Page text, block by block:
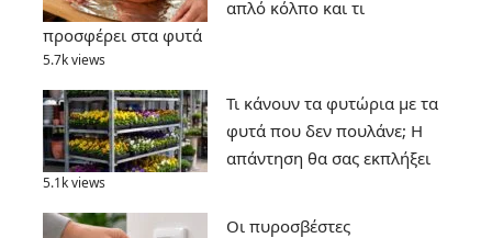
απλό κόλπο και τι
προσφέρει στα φυτά
5.7k views
Τι κάνουν τα φυτώρια με τα
φυτά που δεν πουλάνε; Η
απάντηση θα σας εκπλήξει
5.1k views
Οι πυροσβέστες